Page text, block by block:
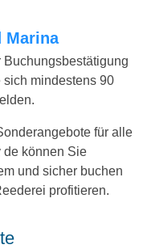
Marina
mindestens 90
für alle
de können Sie
und sicher buchen
profitieren.